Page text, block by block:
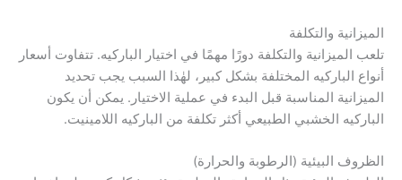
الميزانية والتكلفة
تلعب الميزانية والتكلفة دورًا مهمًا في اختيار الباركيه. تتفاوت أسعار
أنواع الباركيه المختلفة بشكل كبير، لهٰذا السبب يجب تحديد
الميزانية المناسبة قبل البدء في عملية الاختيار. يمكن أن يكون
الباركيه الخشبي الطبيعي أكثر تكلفة من الباركيه اللامينيت.
الظروف البيئية (الرطوبة والحرارة)